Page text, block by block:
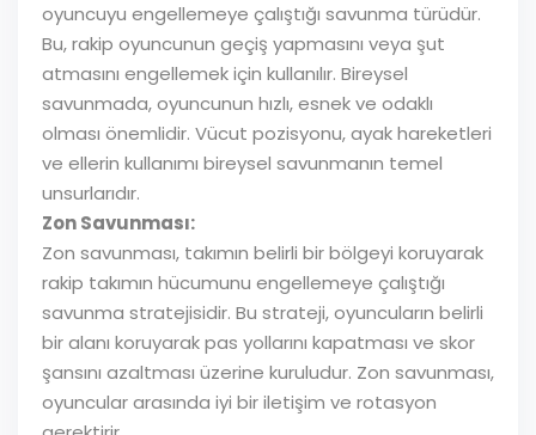
oyuncuyu engellemeye çalıştığı savunma türüdür.
Bu, rakip oyuncunun geçiş yapmasını veya şut
atmasını engellemek için kullanılır. Bireysel
savunmada, oyuncunun hızlı, esnek ve odaklı
olması önemlidir. Vücut pozisyonu, ayak hareketleri
ve ellerin kullanımı bireysel savunmanın temel
unsurlarıdır.
Zon Savunması:
Zon savunması, takımın belirli bir bölgeyi koruyarak
rakip takımın hücumunu engellemeye çalıştığı
savunma stratejisidir. Bu strateji, oyuncuların belirli
bir alanı koruyarak pas yollarını kapatması ve skor
şansını azaltması üzerine kuruludur. Zon savunması,
oyuncular arasında iyi bir iletişim ve rotasyon